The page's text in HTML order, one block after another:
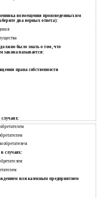
возмещения произведенных им
два верных ответа):
было знать о том, что
закона называется:
права собственности
случаях:
или казенным предприятием